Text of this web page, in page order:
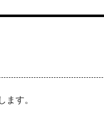
す。